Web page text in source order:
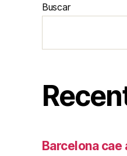
Buscar
Barcelona